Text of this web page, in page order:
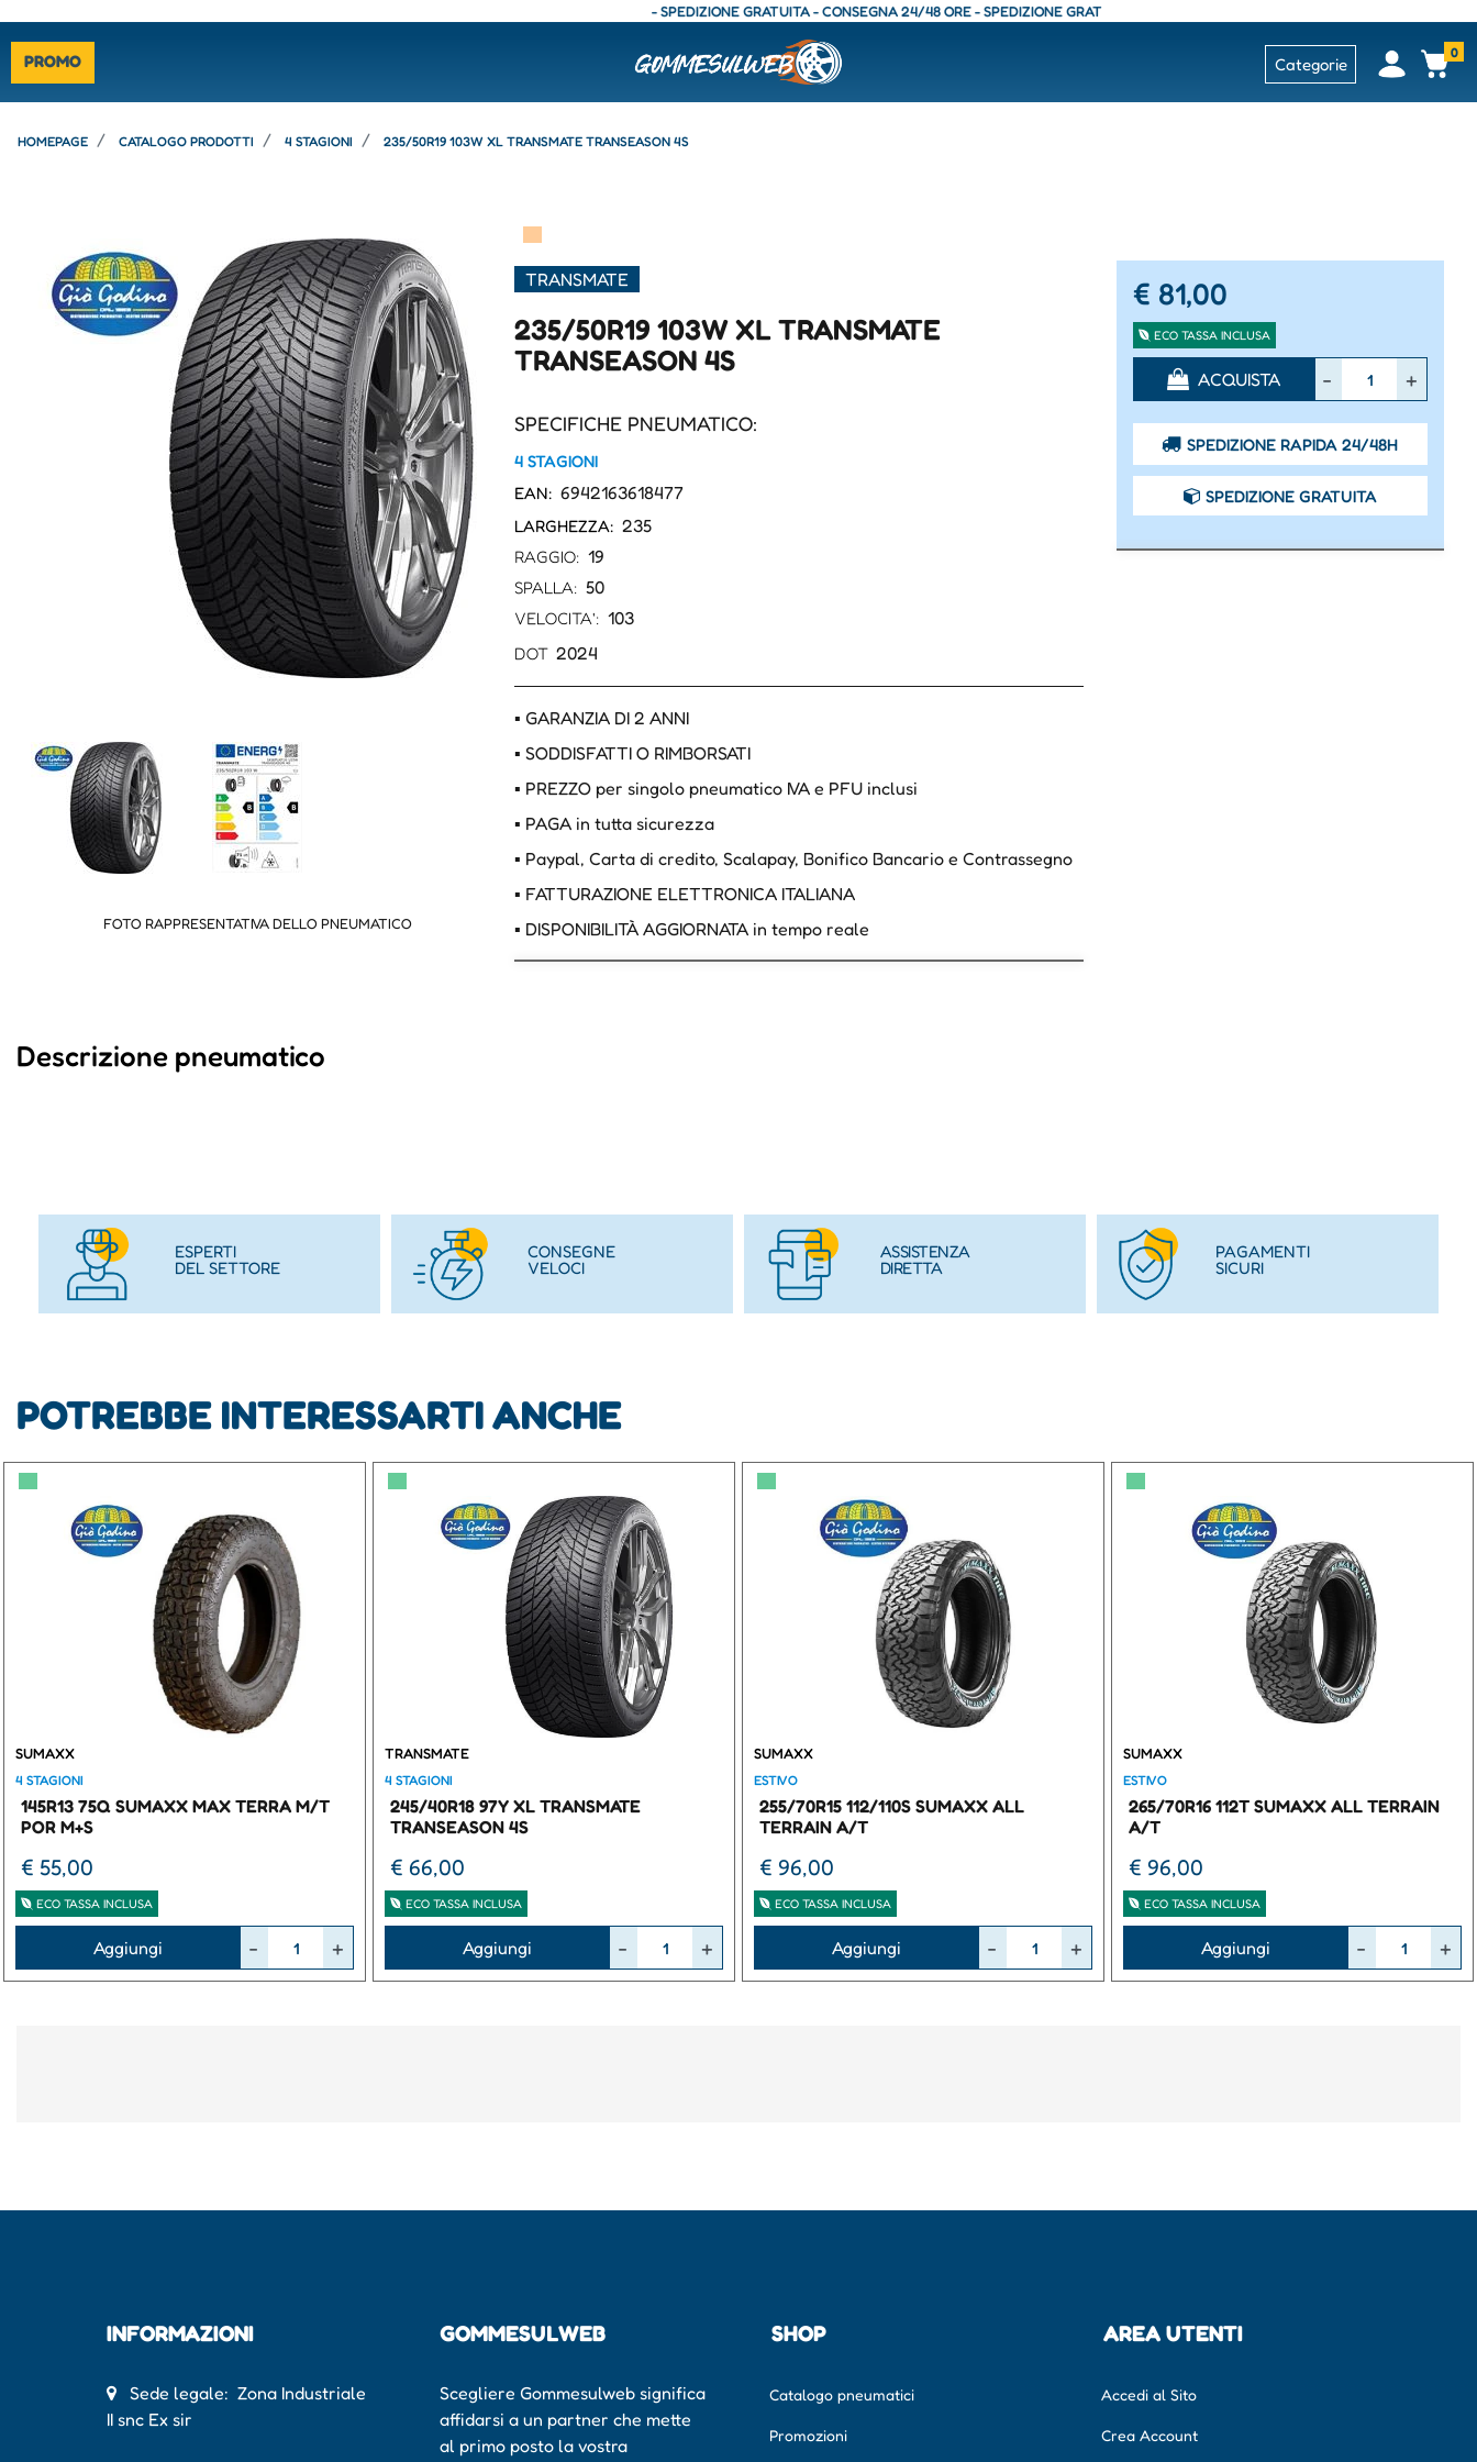
- SPEDIZIONE GRATUITA - CONSEGNA 24/48 ORE - SPEDIZIONE GRATUITA - CONSEGNA 24/48 ORE - SPEDIZIONE GRATUITA -
PROMO Categorie Open0
HOMEPAGE CATALOGO PRODOTTI 4 STAGIONI 235/50R19 103W XL TRANSMATE TRANSEASON 4S
FOTO RAPPRESENTATIVA DELLO PNEUMATICO
▀
TRANSMATE
235/50R19 103W XL TRANSMATE
TRANSEASON 4S
SPECIFICHE PNEUMATICO:
4 STAGIONI
EAN: 6942163618477
LARGHEZZA: 235
RAGGIO: 19
SPALLA: 50
VELOCITA': 103
DOT 2024
▪ GARANZIA DI 2 ANNI
▪ SODDISFATTI O RIMBORSATI
▪ PREZZO per singolo pneumatico IVA e PFU inclusi
▪ PAGA in tutta sicurezza
▪ Paypal, Carta di credito, Scalapay, Bonifico Bancario e Contrassegno
▪ FATTURAZIONE ELETTRONICA ITALIANA
▪ DISPONIBILITÀ AGGIORNATA in tempo reale
€ 81,00
ECO TASSA INCLUSA
QuantitàACQUISTA
SPEDIZIONE RAPIDA 24/48H
SPEDIZIONE GRATUITA
Descrizione pneumatico
ESPERTI
DEL SETTORE
CONSEGNE
VELOCI
ASSISTENZA
DIRETTA
PAGAMENTI
SICURI
POTREBBE INTERESSARTI ANCHE
▀
SUMAXX
4 STAGIONI
145R13 75Q SUMAXX MAX TERRA M/T
POR M+S
€ 55,00
ECO TASSA INCLUSA
Aggiungi
▀
TRANSMATE
4 STAGIONI
245/40R18 97Y XL TRANSMATE
TRANSEASON 4S
€ 66,00
ECO TASSA INCLUSA
Aggiungi
▀
SUMAXX
ESTIVO
255/70R15 112/110S SUMAXX ALL
TERRAIN A/T
€ 96,00
ECO TASSA INCLUSA
Aggiungi
▀
SUMAXX
ESTIVO
265/70R16 112T SUMAXX ALL TERRAIN
A/T
€ 96,00
ECO TASSA INCLUSA
Aggiungi
INFORMAZIONI
Sede legale: Zona Industriale
II snc Ex sir
GOMMESULWEB
Scegliere Gommesulweb significa
affidarsi a un partner che mette
al primo posto la vostra
SHOP
Catalogo pneumatici
Promozioni
AREA UTENTI
Accedi al Sito
Crea Account